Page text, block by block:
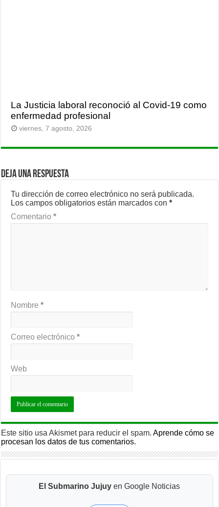
La Justicia laboral reconoció al Covid-19 como
enfermedad profesional
viernes, 7 agosto, 2026
Deja una respuesta
Tu dirección de correo electrónico no será publicada.
Los campos obligatorios están marcados con*
Comentario*
Nombre*
Correo electrónico*
Web
Este sitio usa Akismet para reducir el spam.Aprende cómo se
procesan los datos de tus comentarios.
El Submarino Jujuy en Google Noticias